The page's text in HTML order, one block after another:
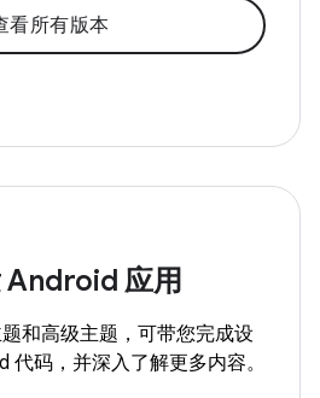
看所有版本
Android 应用
和高级主题，可带您完成设
代码，并深入了解更多内容。